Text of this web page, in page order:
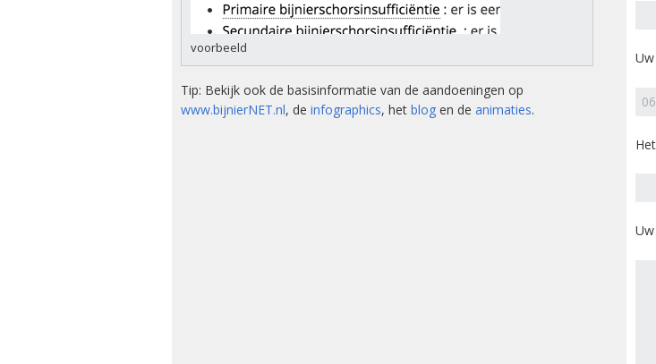
Mini-docu’s
Stressinstructies ter
voorkoming van een
bijniercrisis
voorbeeld
Tip: Bekijk ook de basisinformatie van de aandoeningen op
www.bijnierNET.nl, de infographics, het blog en de animaties.